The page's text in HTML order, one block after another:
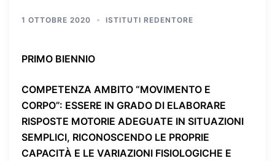
1 OTTOBRE 2020 ISTITUTI REDENTORE
PRIMO BIENNIO
COMPETENZA AMBITO “MOVIMENTO E
CORPO”: ESSERE IN GRADO DI ELABORARE
RISPOSTE MOTORIE ADEGUATE IN SITUAZIONI
SEMPLICI, RICONOSCENDO LE PROPRIE
CAPACITÀ E LE VARIAZIONI FISIOLOGICHE E